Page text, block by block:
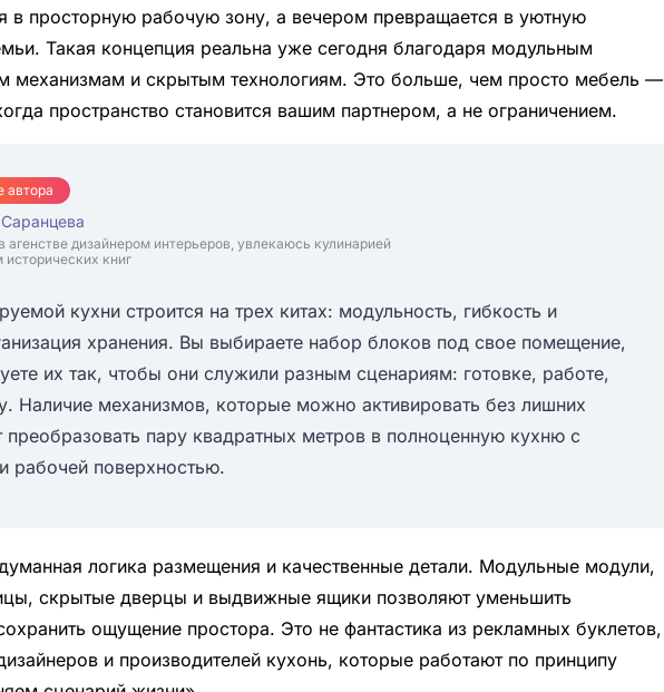
в просторную рабочую зону, а вечером превращается в уютную
Такая концепция реальна уже сегодня благодаря модульным
механизмам и скрытым технологиям. Это больше, чем просто мебель —
пространство становится вашим партнером, а не ограничением.
автора
агенстве дизайнером интерьеров, увлекаюсь кулинарией
исторических книг
кухни строится на трех китах: модульность, гибкость и
хранения. Вы выбираете набор блоков под свое помещение,
их так, чтобы они служили разным сценариям: готовке, работе,
Наличие механизмов, которые можно активировать без лишних
преобразовать пару квадратных метров в полноценную кухню с
рабочей поверхностью.
логика размещения и качественные детали. Модульные модули,
скрытые дверцы и выдвижные ящики позволяют уменьшить
ощущение простора. Это не фантастика из рекламных буклетов,
и производителей кухонь, которые работают по принципу